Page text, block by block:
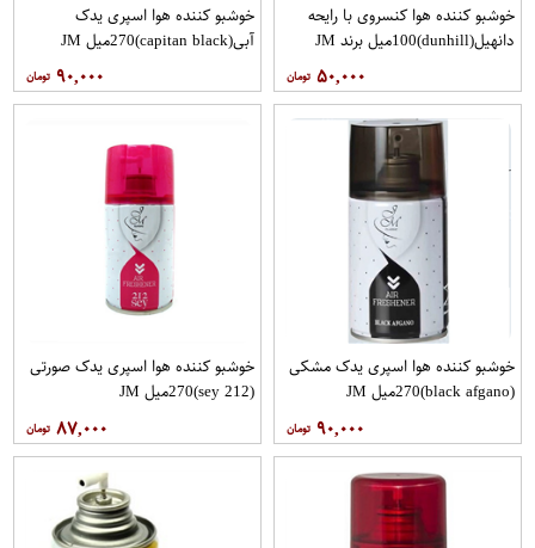
خوشبو کننده هوا کنسروی با رایحه
دانهیل(dunhill)100میل برند JM
۵۰,۰۰۰
خوشبو کننده هوا اسپری یدک
آبی(capitan black)270میل JM
۹۰,۰۰۰
خوشبو کننده هوا اسپری یدک مشکی
(black afgano)270میل JM
۹۰,۰۰۰
خوشبو کننده هوا اسپری یدک صورتی
(212 sey)270میل JM
۸۷,۰۰۰